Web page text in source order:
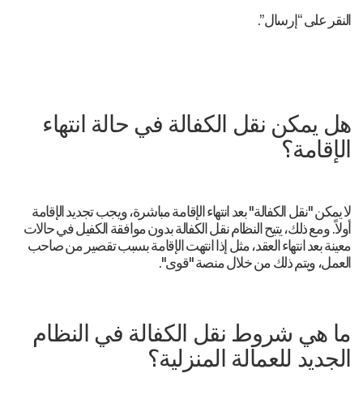
النقر على “إرسال”.
هل يمكن نقل الكفالة في حالة انتهاء
الإقامة؟
لا يمكن "نقل الكفالة" بعد انتهاء الإقامة مباشرة، ويجب تجديد الإقامة
أولاً. ومع ذلك، يتيح النظام نقل الكفالة بدون موافقة الكفيل في حالات
معينة بعد انتهاء العقد، مثل إذا انتهت الإقامة بسبب تقصير من صاحب
العمل، ويتم ذلك من خلال منصة "قوى".
ما هي شروط نقل الكفالة في النظام
الجديد للعمالة المنزلية؟